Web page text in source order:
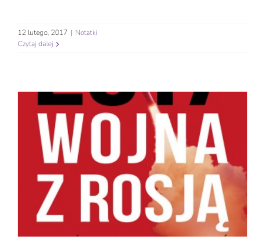
12 lutego, 2017 | Notatki
Czytaj dalej